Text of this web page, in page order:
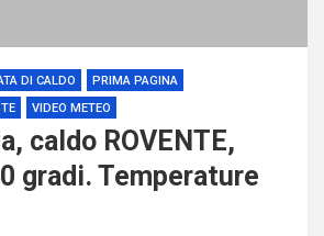
DI CALDO
PRIMA PAGINA
VIDEO METEO
caldo ROVENTE,
gradi. Temperature